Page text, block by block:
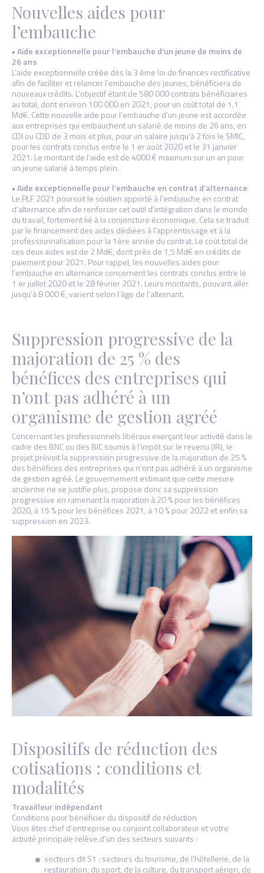
Nouvelles aides pour
l’embauche
• Aide exceptionnelle pour l’embauche d’un jeune de moins de
26 ans
L’aide exceptionnelle créée dès la 3 ème loi de finances rectificative
afin de faciliter et relancer l’embauche des jeunes, bénéficiera de
nouveaux crédits. L’objectif étant de 580 000 contrats bénéficiaires
au total, dont environ 100 000 en 2021, pour un coût total de 1,1
Md€. Cette nouvelle aide pour l’embauche d’un jeune est accordée
aux entreprises qui embauchent un salarié de moins de 26 ans, en
CDI ou CDD de 3 mois et plus, pour un salaire jusqu’à 2 fois le SMIC,
pour les contrats conclus entre le 1 er août 2020 et le 31 janvier
2021. Le montant de l’aide est de 4000 € maximum sur un an pour
un jeune salarié à temps plein.
• Aide exceptionnelle pour l’embauche en contrat d’alternance
Le PLF 2021 poursuit le soutien apporté à l’embauche en contrat
d’alternance afin de renforcer cet outil d’intégration dans le monde
du travail, fortement lié à la conjoncture économique. Cela se traduit
par le financement des aides dédiées à l’apprentissage et à la
professionnalisation pour la 1ère année du contrat. Le coût total de
ces deux aides est de 2 Md€, dont près de 1,5 Md€ en crédits de
paiement pour 2021. Pour rappel, les nouvelles aides pour
l’embauche en alternance concernent les contrats conclus entre le
1 er juillet 2020 et le 28 février 2021. Leurs montants, pouvant aller
jusqu’à 8 000 €, varient selon l’âge de l’alternant.
Suppression progressive de la
majoration de 25 % des
bénéfices des entreprises qui
n’ont pas adhéré à un
organisme de gestion agréé
Concernant les professionnels libéraux exerçant leur activité dans le
cadre des BNC ou des BIC soumis à l’impôt sur le revenu (IR), le
projet prévoit la suppression progressive de la majoration de 25 %
des bénéfices des entreprises qui n’ont pas adhéré à un organisme
de gestion agréé. Le gouvernement estimant que cette mesure
ancienne ne se justifie plus, propose donc sa suppression
progressive en ramenant la majoration à 20 % pour les bénéfices
2020, à 15 % pour les bénéfices 2021, à 10 % pour 2022 et enfin sa
suppression en 2023.
Dispositifs de réduction des
cotisations : conditions et
modalités
Travailleur indépendant
Conditions pour bénéficier du dispositif de réduction
Vous êtes chef d’entreprise ou conjoint collaborateur et votre
activité principale relève d’un des secteurs suivants :
secteurs dit S1 : secteurs du tourisme, de l’hôtellerie, de la
restauration, du sport, de la culture, du transport aérien, de